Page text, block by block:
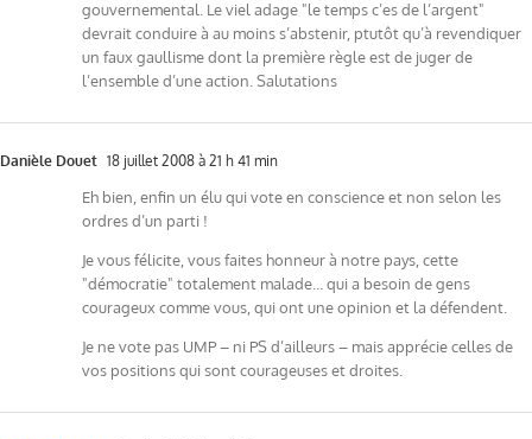
gouvernemental. Le viel adage "le temps c’es de l’argent"
devrait conduire à au moins s’abstenir, ptutôt qu’à revendiquer
un faux gaullisme dont la première règle est de juger de
l’ensemble d’une action. Salutations
Danièle Douet 18 juillet 2008 à 21 h 41 min
Eh bien, enfin un élu qui vote en conscience et non selon les
ordres d’un parti !
Je vous félicite, vous faites honneur à notre pays, cette
"démocratie" totalement malade… qui a besoin de gens
courageux comme vous, qui ont une opinion et la défendent.
Je ne vote pas UMP – ni PS d’ailleurs – mais apprécie celles de
vos positions qui sont courageuses et droites.